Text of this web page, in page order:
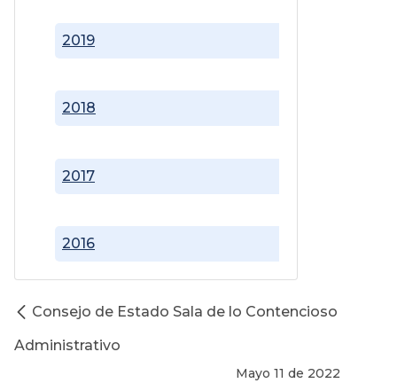
2016
2017
2018
2019
Consejo de Estado Sala de lo Contencioso
Administrativo
Mayo 11 de 2022